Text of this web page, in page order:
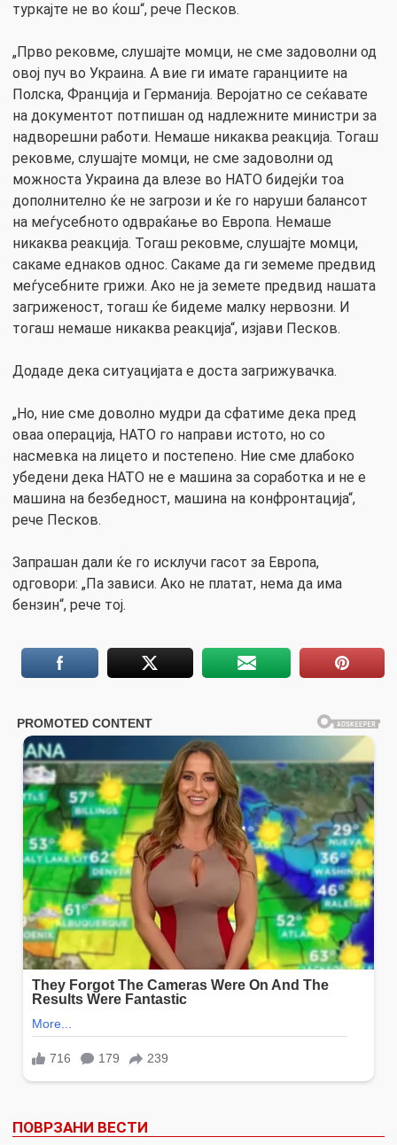
туркајте не во ќош“, рече Песков.
„Прво рековме, слушајте момци, не сме задоволни од
овој пуч во Украина. А вие ги имате гаранциите на
Полска, Франција и Германија. Веројатно се сеќавате
на документот потпишан од надлежните министри за
надворешни работи. Немаше никаква реакција. Тогаш
рековме, слушајте момци, не сме задоволни од
можноста Украина да влезе во НАТО бидејќи тоа
дополнително ќе не загрози и ќе го наруши балансот
на меѓусебното одвраќање во Европа. Немаше
никаква реакција. Тогаш рековме, слушајте момци,
сакаме еднаков однос. Сакаме да ги земеме предвид
меѓусебните грижи. Ако не ја земете предвид нашата
загриженост, тогаш ќе бидеме малку нервозни. И
тогаш немаше никаква реакција“, изјави Песков.
Додаде дека ситуацијата е доста загрижувачка.
„Но, ние сме доволно мудри да сфатиме дека пред
оваа операција, НАТО го направи истото, но со
насмевка на лицето и постепено. Ние сме длабоко
убедени дека НАТО не е машина за соработка и не е
машина на безбедност, машина на конфронтација“,
рече Песков.
Запрашан дали ќе го исклучи гасот за Европа,
одговори: „Па зависи. Ако не платат, нема да има
бензин“, рече тој.
ПОВРЗАНИ ВЕСТИ